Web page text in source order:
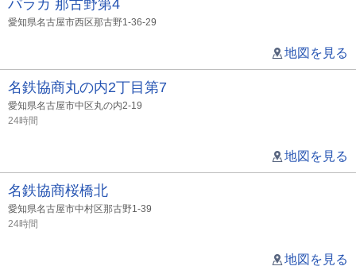
パラカ 那古野第4
愛知県名古屋市西区那古野1-36-29
地図を見る
名鉄協商丸の内2丁目第7
愛知県名古屋市中区丸の内2-19
24時間
地図を見る
名鉄協商桜橋北
愛知県名古屋市中村区那古野1-39
24時間
地図を見る